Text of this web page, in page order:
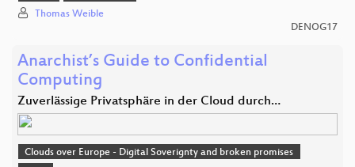
Thomas Weible
DENOG17
Anarchist’s Guide to Confidential
Computing
Zuverlässige Privatsphäre in der Cloud durch…
Clouds over Europe - Digital Soverignty and broken promises